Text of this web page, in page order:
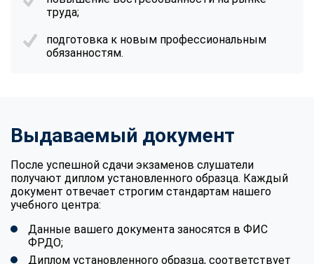
труда;
подготовка к новым профессиональным
обязанностям.
Выдаваемый документ
После успешной сдачи экзаменов слушатели
получают диплом установленного образца. Каждый
документ отвечает строгим стандартам нашего
учебного центра:
Данные вашего документа заносятся в ФИС
ФРДО;
Диплом установленного образца, соответствует